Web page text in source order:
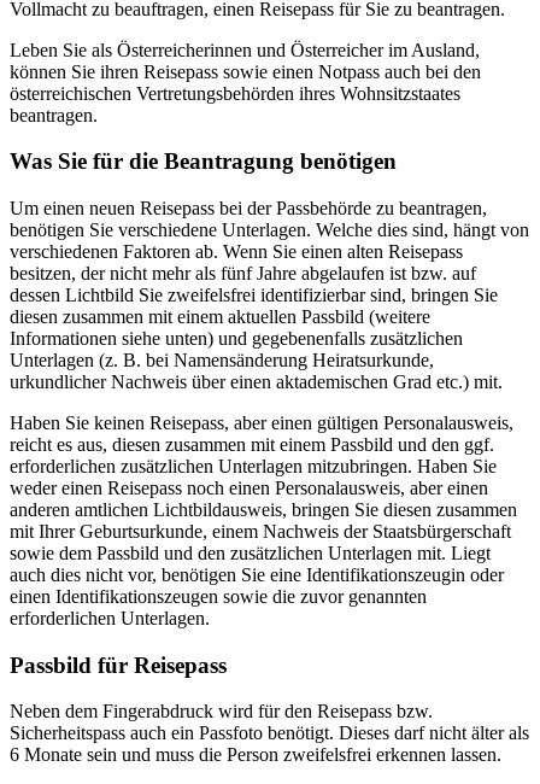
Vollmacht zu beauftragen, einen Reisepass für Sie zu beantragen.
Leben Sie als Österreicherinnen und Österreicher im Ausland,
können Sie ihren Reisepass sowie einen Notpass auch bei den
österreichischen Vertretungsbehörden ihres Wohnsitzstaates
beantragen.
Was Sie für die Beantragung benötigen
Um einen neuen Reisepass bei der Passbehörde zu beantragen,
benötigen Sie verschiedene Unterlagen. Welche dies sind, hängt von
verschiedenen Faktoren ab. Wenn Sie einen alten Reisepass
besitzen, der nicht mehr als fünf Jahre abgelaufen ist bzw. auf
dessen Lichtbild Sie zweifelsfrei identifizierbar sind, bringen Sie
diesen zusammen mit einem aktuellen Passbild (weitere
Informationen siehe unten) und gegebenenfalls zusätzlichen
Unterlagen (z. B. bei Namensänderung Heiratsurkunde,
urkundlicher Nachweis über einen aktademischen Grad etc.) mit.
Haben Sie keinen Reisepass, aber einen gültigen Personalausweis,
reicht es aus, diesen zusammen mit einem Passbild und den ggf.
erforderlichen zusätzlichen Unterlagen mitzubringen. Haben Sie
weder einen Reisepass noch einen Personalausweis, aber einen
anderen amtlichen Lichtbildausweis, bringen Sie diesen zusammen
mit Ihrer Geburtsurkunde, einem Nachweis der Staatsbürgerschaft
sowie dem Passbild und den zusätzlichen Unterlagen mit. Liegt
auch dies nicht vor, benötigen Sie eine Identifikationszeugin oder
einen Identifikationszeugen sowie die zuvor genannten
erforderlichen Unterlagen.
Passbild für Reisepass
Neben dem Fingerabdruck wird für den Reisepass bzw.
Sicherheitspass auch ein Passfoto benötigt. Dieses darf nicht älter als
6 Monate sein und muss die Person zweifelsfrei erkennen lassen.